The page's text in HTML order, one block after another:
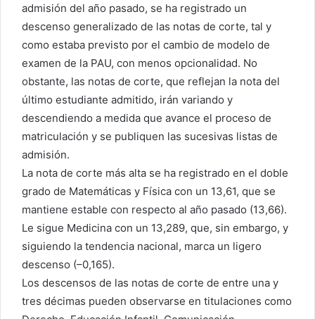
admisión del año pasado, se ha registrado un
descenso generalizado de las notas de corte, tal y
como estaba previsto por el cambio de modelo de
examen de la PAU, con menos opcionalidad. No
obstante, las notas de corte, que reflejan la nota del
último estudiante admitido, irán variando y
descendiendo a medida que avance el proceso de
matriculación y se publiquen las sucesivas listas de
admisión.
La nota de corte más alta se ha registrado en el doble
grado de Matemáticas y Física con un 13,61, que se
mantiene estable con respecto al año pasado (13,66).
Le sigue Medicina con un 13,289, que, sin embargo, y
siguiendo la tendencia nacional, marca un ligero
descenso (–0,165).
Los descensos de las notas de corte de entre una y
tres décimas pueden observarse en titulaciones como